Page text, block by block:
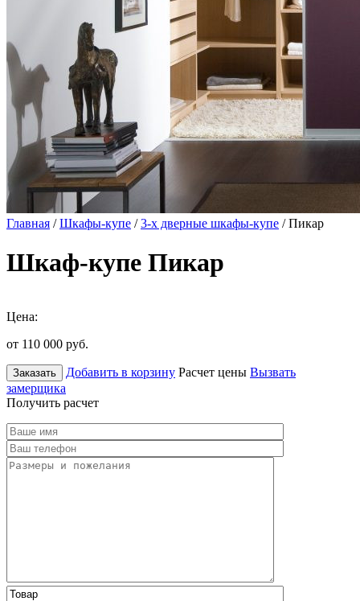
Главная /Шкафы-купе /3-х дверные шкафы-купе / Пикар
Шкаф-купе Пикар
Цена:
от 110 000 руб.
Заказать Добавить в корзину Расчет цены Вызвать
замерщика
Получить расчет